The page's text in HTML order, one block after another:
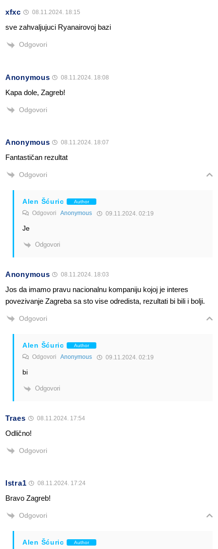
xfxc 08.11.2024. 18:15
sve zahvaljujuci Ryanairovoj bazi
Odgovori
Anonymous 08.11.2024. 18:08
Kapa dole, Zagreb!
Odgovori
Anonymous 08.11.2024. 18:07
Fantastičan rezultat
Odgovori
Alen Šćuric Author
Odgovori Anonymous 09.11.2024. 02:19
Je
Odgovori
Anonymous 08.11.2024. 18:03
Jos da imamo pravu nacionalnu kompaniju kojoj je interes
povezivanje Zagreba sa sto vise odredista, rezultati bi bili i bolji.
Odgovori
Alen Šćuric Author
Odgovori Anonymous 09.11.2024. 02:19
bi
Odgovori
Traes 08.11.2024. 17:54
Odlično!
Odgovori
Istra1 08.11.2024. 17:24
Bravo Zagreb!
Odgovori
Alen Šćuric Author